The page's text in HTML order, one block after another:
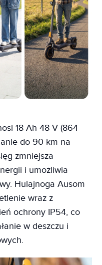
18 Ah 48 V (864
do 90 km na
zmniejsza
i umożliwia
Hulajnoga Ausom
wraz z
ochrony IP54, co
w deszczu i